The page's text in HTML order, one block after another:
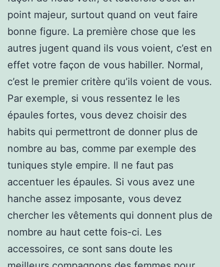
point majeur, surtout quand on veut faire
bonne figure. La première chose que les
autres jugent quand ils vous voient, c’est en
effet votre façon de vous habiller. Normal,
c’est le premier critère qu’ils voient de vous.
Par exemple, si vous ressentez le les
épaules fortes, vous devez choisir des
habits qui permettront de donner plus de
nombre au bas, comme par exemple des
tuniques style empire. Il ne faut pas
accentuer les épaules. Si vous avez une
hanche assez imposante, vous devez
chercher les vêtements qui donnent plus de
nombre au haut cette fois-ci. Les
accessoires, ce sont sans doute les